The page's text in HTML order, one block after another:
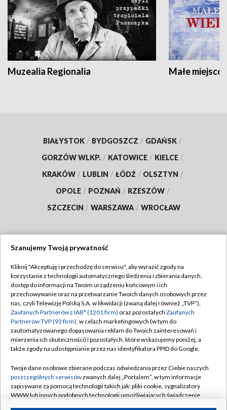
Muzealia Regionalia Małe
BIAŁYSTOK / BYDGOSZCZ / GDAŃSK /
GORZÓW WLKP. / KATOWICE / KIELCE /
KRAKÓW / LUBLIN / ŁÓDŹ / OLSZTYN /
OPOLE / POZNAŃ / RZESZÓW /
SZCZECIN / WARSZAWA / WROCŁAW
TVP
Abonament TVP
Emisja w TVP
Centrum informacji TVP
Naziemna Telewizja Cyfrowa
Rada Programowa
System NOS
Informacje o nadawcy
Regulamin TVP
Polityka prywatności
Moje zgody
Pomoc
Kontakt
Szanujemy Twoją prywatność
Kliknij "Akceptuję i przechodzę do serwisu", aby wyrazić zgody na
korzystanie z technologii automatycznego śledzenia i zbierania danych,
dostęp do informacji na Twoim urządzeniu końcowym i ich
przechowywanie oraz na przetwarzanie Twoich danych osobowych przez
nas, czyli Telewizję Polską S.A. w likwidacji (zwaną dalej również „TVP”),
Zaufanych Partnerów z IAB* (1201 firm) oraz pozostałych Zaufanych
Partnerów TVP (93 firm), w celach marketingowych (w tym do
zautomatyzowanego dopasowania reklam do Twoich zainteresowań i
mierzenia ich skuteczności) i pozostałych, które wskazujemy poniżej, a
także zgody na udostępnianie przez nas identyfikatora PPID do Google.
Twoje dane osobowe zbierane podczas odwiedzania przez Ciebie naszych
poszczególnych serwisówzwanych dalej „Portalem”, w tym informacje
zapisywane za pomocą technologii takich jak: pliki cookie, sygnalizatory
WWW lub innych podobnych technologii umożliwiających świadczenie